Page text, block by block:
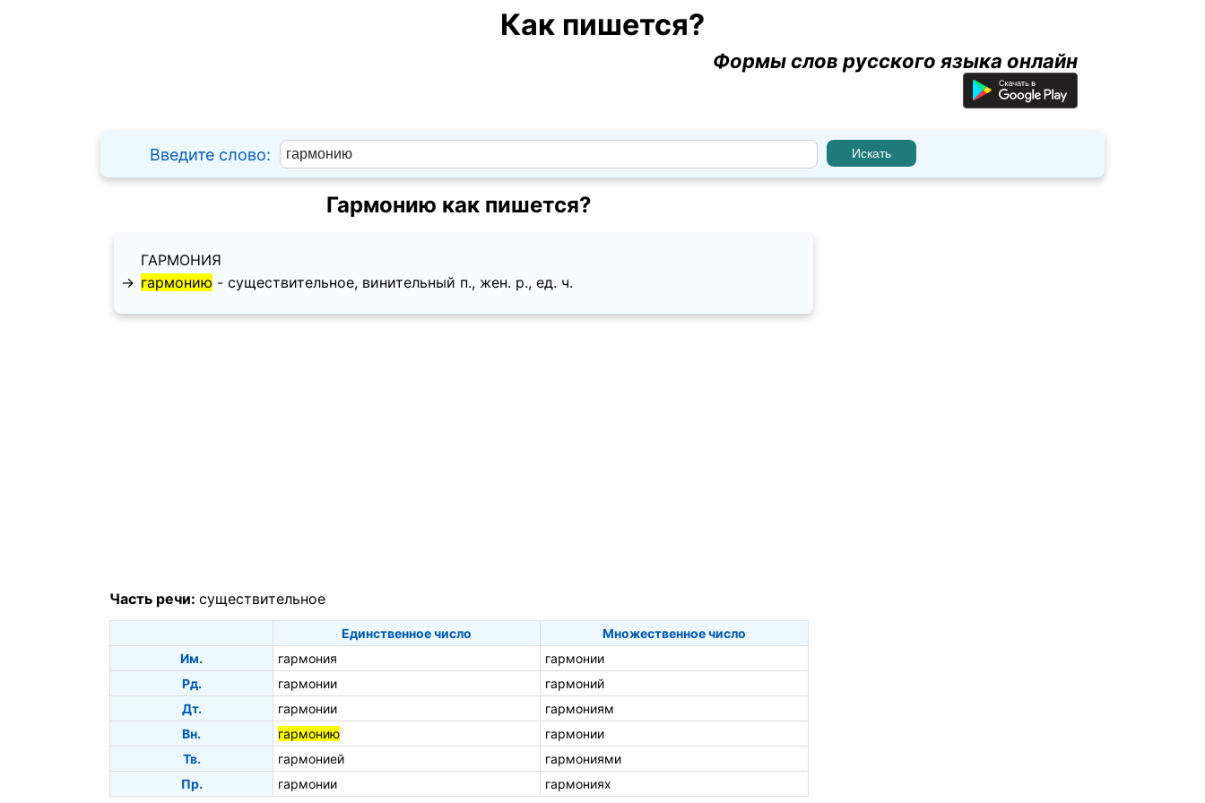
Как пишется?
Формы слов русского языка онлайн
Введите слово:
Гармонию как пишется?
ГАРМОНИЯ
→ гармонию - существительное, винительный п., жен. p., ед. ч.
Часть речи: существительное
Единственное число
Множественное число
Им.
гармония
гармонии
Рд.
гармонии
гармоний
Дт.
гармонии
гармониям
Вн.
гармонию
гармонии
Тв.
гармонией
гармониями
Пр.
гармонии гармониях